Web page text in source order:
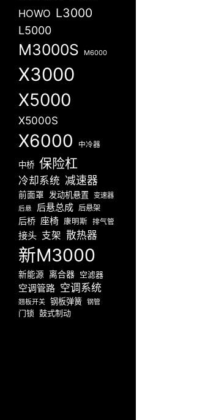
HOWO L3000
L5000
M3000S M6000
X3000
X5000
X5000S
X6000 中冷器
中桥 保险杠
冷却系统 减速器
前面罩 发动机悬置 变速器
后悬 后悬总成 后悬架
后桥 座椅 康明斯 排气管
接头 支架 散热器
新M3000
新能源 离合器 空滤器
空调管路 空调系统
翘板开关 钢板弹簧 钢管
门锁 鼓式制动